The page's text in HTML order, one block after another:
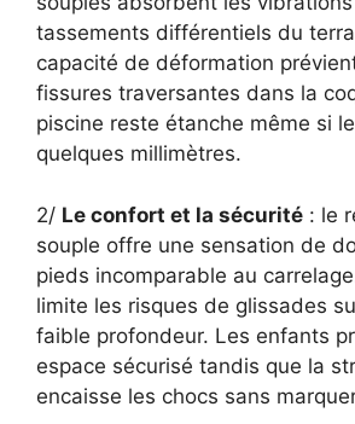
tassements différentiels du
capacité de déformation
fissures traversantes dans la
piscine reste étanche même si
quelques millimètres.
2/ Le confort et la sécurité : le
souple offre une sensation de
pieds incomparable au
limite les risques de glissades
faible profondeur. Les enfants
espace sécurisé tandis que la
encaisse les chocs sans